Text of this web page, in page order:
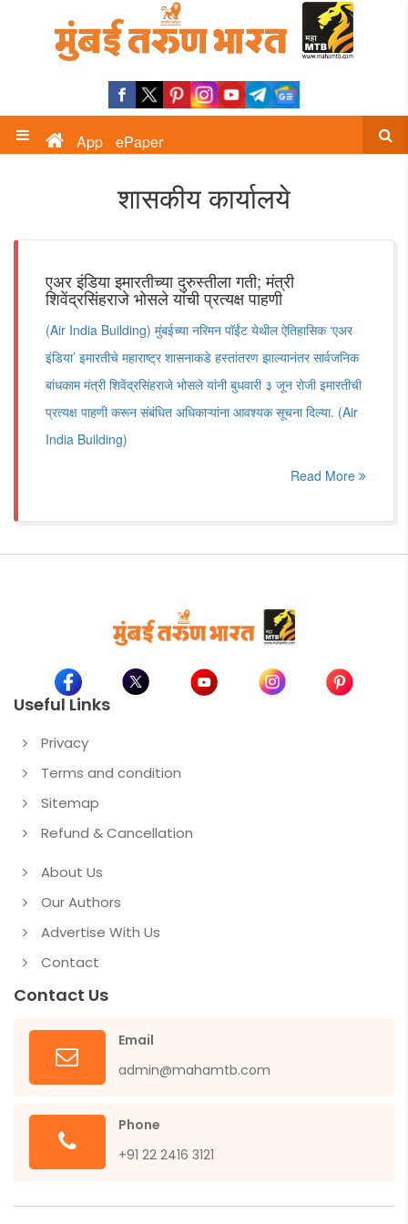
App ePaper
शासकीय कार्यालये
एअर इंडिया इमारतीच्या दुरुस्तीला गती; मंत्री
शिवेंद्रसिंहराजे भोसले यांची प्रत्यक्ष पाहणी
(Air India Building) मुंबईच्या नरिमन पॉईंट येथील ऐतिहासिक ‘एअर
इंडिया’ इमारतीचे महाराष्ट्र शासनाकडे हस्तांतरण झाल्यानंतर सार्वजनिक
बांधकाम मंत्री शिवेंद्रसिंहराजे भोसले यांनी बुधवारी ३ जून रोजी इमारतीची
प्रत्यक्ष पाहणी करून संबंधित अधिकाऱ्यांना आवश्यक सूचना दिल्या. (Air
India Building)
Read More
Useful Links
Privacy
Terms and condition
Sitemap
Refund & Cancellation
About Us
Our Authors
Advertise With Us
Contact
Contact Us
Email
admin@mahamtb.com
Phone
+91 22 2416 3121